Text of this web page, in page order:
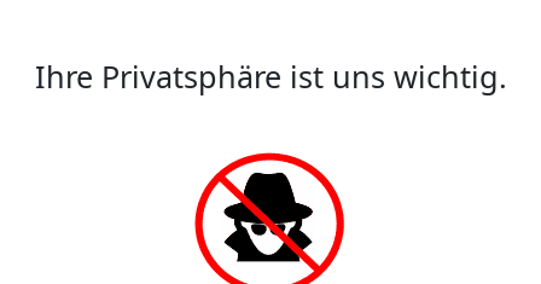
Ihre Privatsphäre ist uns wichtig.